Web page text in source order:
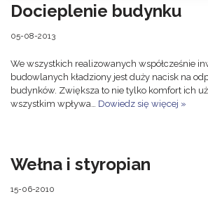
Docieplenie budynku
05-08-2013
We wszystkich realizowanych współcześnie
budowlanych kładziony jest duży nacisk na
budynków. Zwiększa to nie tylko komfort ich
wszystkim wpływa… Dowiedz się więcej »
Wełna i styropian
15-06-2010